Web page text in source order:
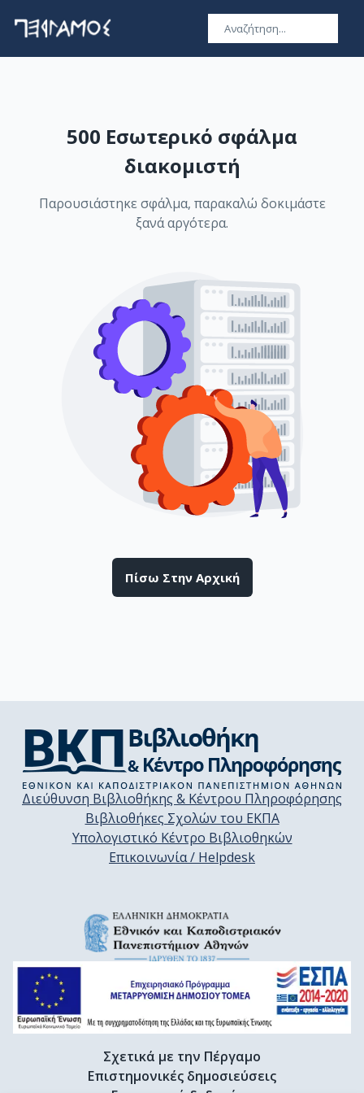
500 Εσωτερικό σφάλμα
διακομιστή
Παρουσιάστηκε σφάλμα, παρακαλώ δοκιμάστε
ξανά αργότερα.
Πίσω Στην Αρχική
Διεύθυνση Βιβλιοθήκης & Κέντρου Πληροφόρησης
Βιβλιοθήκες Σχολών του ΕΚΠΑ
Υπολογιστικό Κέντρο Βιβλιοθηκών
Επικοινωνία / Helpdesk
Σχετικά με την Πέργαμο
Επιστημονικές δημοσιεύσεις